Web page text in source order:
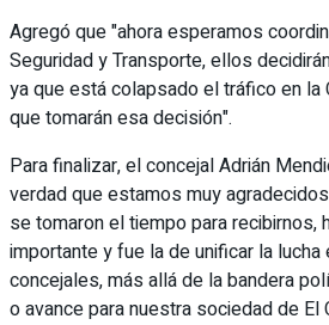
Agregó que "ahora esperamos
Seguridad y Transporte, ellos
ya que está colapsado el tráfico en
que tomarán esa decisión".
Para finalizar, el concejal Adrián
verdad que estamos muy
se tomaron el tiempo para recibirnos,
importante y fue la de unificar la
concejales, más allá de la bandera
o avance para nuestra sociedad de El